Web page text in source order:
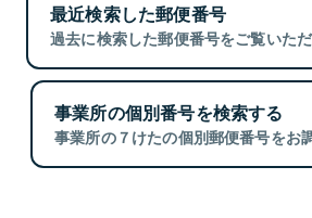
最近検索した郵便番号
過去に検索した郵便番号をご覧いただ
事業所の個別番号を検索する
事業所の７けたの個別郵便番号をお